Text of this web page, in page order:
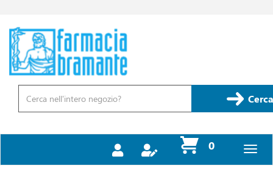
contenuto
principale
Farmacia
Bramante
Prodotto
0prodotti
inseriti